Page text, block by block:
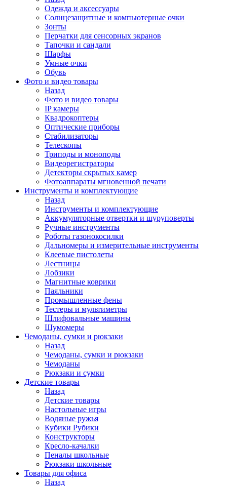
Одежда и аксессуары
Солнцезащитные и компьютерные очки
Зонты
Перчатки для сенсорных экранов
Тапочки и сандали
Шарфы
Умные очки
Обувь
Фото и видео товары
Назад
Фото и видео товары
IP камеры
Квадрокоптеры
Оптические приборы
Стабилизаторы
Телескопы
Триподы и моноподы
Видеорегистраторы
Детекторы скрытых камер
Фотоаппараты мгновенной печати
Инструменты и комплектующие
Назад
Инструменты и комплектующие
Аккумуляторные отвертки и шуруповерты
Ручные инструменты
Роботы газонокосилки
Дальномеры и измерительные инструменты
Клеевые пистолеты
Лестницы
Лобзики
Магнитные коврики
Паяльники
Промышленные фены
Тестеры и мультиметры
Шлифовальные машины
Шумомеры
Чемоданы, сумки и рюкзаки
Назад
Чемоданы, сумки и рюкзаки
Чемоданы
Рюкзаки и сумки
Детские товары
Назад
Детские товары
Настольные игры
Водяные ружья
Кубики Рубики
Конструкторы
Кресло-качалки
Пеналы школьные
Рюкзаки школьные
Товары для офиса
Назад